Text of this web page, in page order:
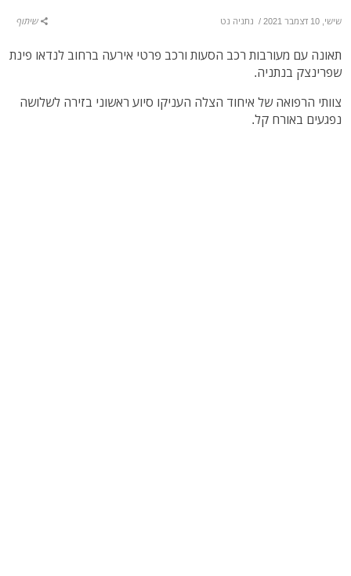
שישי, 10 דצמבר 2021 / נתניה נט שיתוף
תאונה עם מעורבות רכב הסעות ורכב פרטי אירעה ברחוב לנדאו פינת
שפרינצק בנתניה.
צוותי הרפואה של איחוד הצלה העניקו סיוע ראשוני בזירה לשלושה
נפגעים באורח קל.